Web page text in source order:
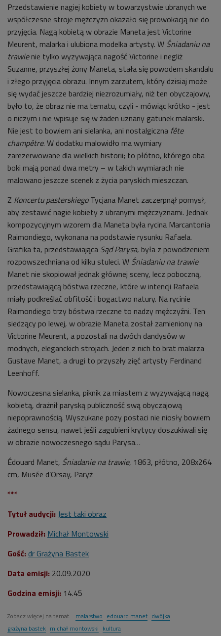
Przedstawienie nagiej kobiety w towarzystwie ubranych we
współczesne stroje mężczyzn okazało się prowokacją nie do
przyjęcia. Nagą kobietą w obrazie Maneta jest Victorine
Meurent, malarka i ulubiona modelka artysty. W Śniadaniu na
trawienie tylko wyzywająca nagość Victorine i negliż
Suzanne, przyszłej żony Maneta, stała się powodem skandalu
i złego przyjęcia obrazu. Innym zarzutem, który dzisiaj może
się wydać jeszcze bardziej niezrozumiały, niż ten obyczajowy,
było to, że obraz nie ma tematu, czyli - mówiąc krótko - jest
o niczym i nie wpisuje się w żaden uznany gatunek malarski.
Nie jest to bowiem ani sielanka, ani nostalgiczna fête
champêtre. W dodatku malowidło ma wymiary
zarezerwowane dla wielkich historii; to płótno, którego oba
boki mają ponad dwa metry – w takich wymiarach nie
malowano jeszcze scenek z życia paryskich mieszczan.
Z Koncertu pasterskiegoTycjana Manet zaczerpnął pomysł,
aby zestawić nagie kobiety z ubranymi mężczyznami. Jednak
kompozycyjnym wzorem dla Maneta była rycina Marcantonia
Raimondiego, wykonana na podstawie rysunku Rafaela.
Grafika ta, przedstawiająca Sąd Parysa, była z powodzeniem
rozpowszechniana od kilku stuleci. W Śniadaniu na trawie
Manet nie skopiował jednak głównej sceny, lecz poboczną,
przedstawiającą bóstwa rzeczne, które w intencji Rafaela
miały podkreślać obfitość i bogactwo natury. Na rycinie
Raimondiego trzy bóstwa rzeczne to nadzy mężczyźni. Ten
siedzący po lewej, w obrazie Maneta został zamieniony na
Victorine Meurent, a pozostali na dwóch dandysów w
modnych, eleganckich strojach. Jeden z nich to brat malarza
Gustave Manet, a drugi to przyszły zięć artysty Ferdinand
Leenhoff.
Nowoczesna sielanka, piknik za miastem z wyzywającą nagą
kobietą, drażnił paryską publiczność swą obyczajową
niepoprawnością. Wyszukane pozy postaci nie niosły bowiem
żadnego sensu, nawet jeśli zagubieni krytycy doszukiwali się
w obrazie nowoczesnego sądu Parysa…
Édouard Manet, Śniadanie na trawie, 1863, płótno, 208x264
cm, Musée d’Orsay, Paryż
***
Tytuł audycji: Jest taki obraz
Prowadził: Michał Montowski
Gość: dr Grażyna Bastek
Data emisji: 20.09.2020
Godzina emisji: 14.45
Zobacz więcej na temat: malarstwo edouard manet dwójka
grażyna bastek michał montowski kultura